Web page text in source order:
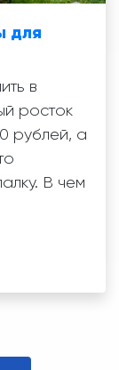
для
в
росток
рублей, а
В чем